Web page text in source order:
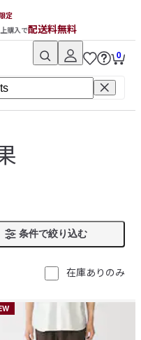
定
購入で配送料無料
0
条件で絞り込む
在庫ありのみ